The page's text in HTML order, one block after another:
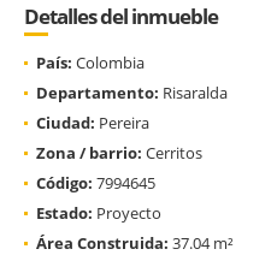
Detalles del inmueble
País: Colombia
Departamento: Risaralda
Ciudad: Pereira
Zona / barrio: Cerritos
Código: 7994645
Estado: Proyecto
Área Construida: 37.04 m²